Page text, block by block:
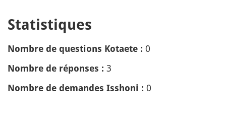
Statistiques
Nombre de questions Kotaete : 0
Nombre de réponses : 3
Nombre de demandes Isshoni : 0